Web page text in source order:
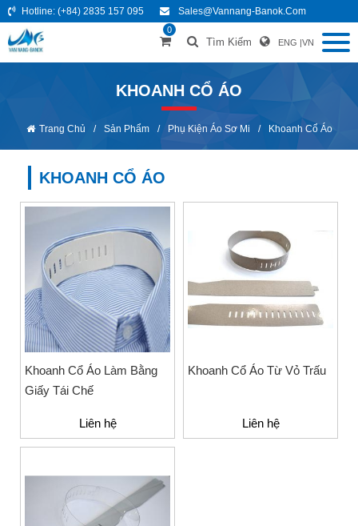
Hotline: (+84) 2835 157 095 Sales@vannang-Banok.com
0
Tìm Kiếm ENG |VN
KHOANH CỔ ÁO
Trang Chủ / Sản Phẩm / Phụ Kiện Áo Sơ Mi / Khoanh Cổ Áo
KHOANH CỔ ÁO
Khoanh Cổ Áo Làm Bằng
Giấy Tái Chế
Liên hệ
Khoanh Cổ Áo Từ Vỏ Trấu
Liên hệ